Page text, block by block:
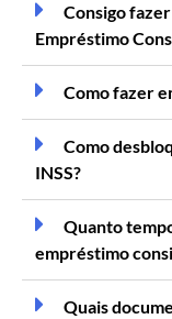
Consigo
Empréstimo
Como fazer
Como
INSS?
Quanto
empréstimo
Quais